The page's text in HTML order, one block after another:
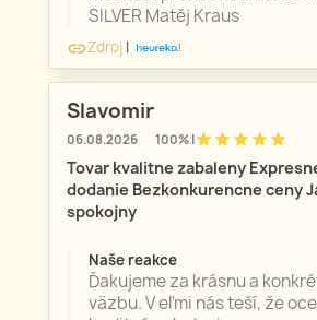
SILVER Matěj Kraus
linkZdroj |
Slavomir
06.08.2026 100% |starstarstarstarstar
Tovar kvalitne zabaleny
dodanie Bezkonkurencne ceny
spokojny
Naše reakce
Ďakujeme za krásnu a
väzbu. V eľmi nás teší, že